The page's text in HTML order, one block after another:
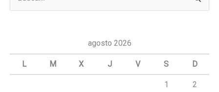
a
agosto 2026
L M X J V S D
1 2